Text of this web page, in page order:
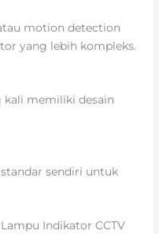
motion detection
yang lebih kompleks.
kali memiliki desain
sendiri untuk
Indikator CCTV